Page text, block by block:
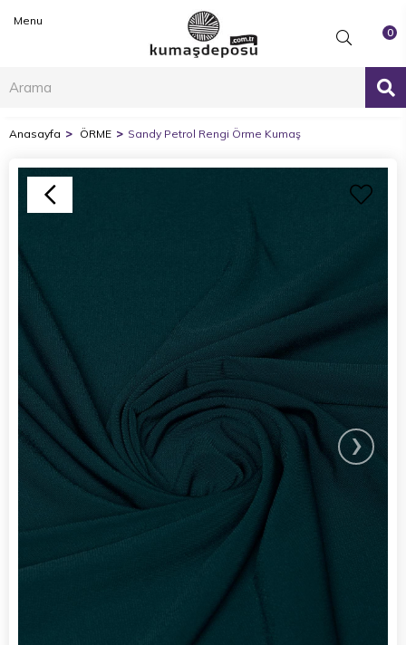
0
Menu
Anasayfa ÖRME Sandy Petrol Rengi Örme Kumaş
›